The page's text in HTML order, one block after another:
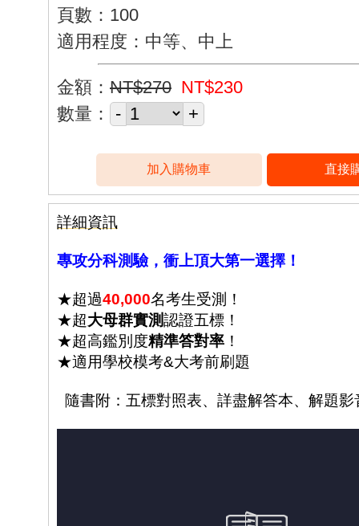
頁數：100
適用程度：中等、中上
金額： NT$270 NT$230
數量：
詳細資訊
專攻分科測驗，衝上頂大第一選擇！
★超過40,000名考生受測！
★超大母群實測認證五標！
★超高鑑別度精準答對率 ！
★適用學校模考&大考前刷題
隨書附：五標對照表、詳盡解答本、解題影